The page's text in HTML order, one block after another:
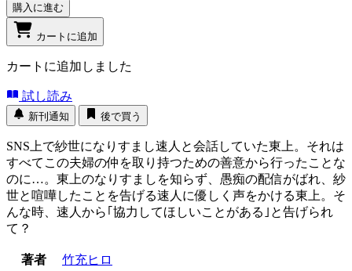
購入に進む
カートに追加
カートに追加しました
試し読み
新刊通知 後で買う
SNS上で紗世になりすまし速人と会話していた東上。それは
すべてこの夫婦の仲を取り持つための善意から行ったことな
のに…。東上のなりすましを知らず、愚痴の配信がばれ、紗
世と喧嘩したことを告げる速人に優しく声をかける東上。そ
んな時、速人から｢協力してほしいことがある｣と告げられ
て？
著者
竹充ヒロ